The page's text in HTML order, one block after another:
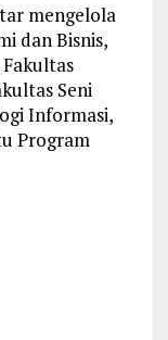
mengelola
dan Bisnis,
Seni
Informasi,
Program